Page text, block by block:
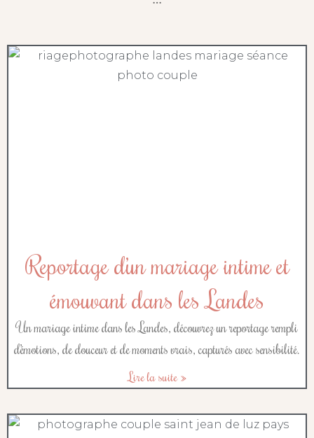
Reportage d’un mariage intime et
émouvant dans les Landes
Un mariage intime dans les Landes, découvrez un reportage rempli
d’émotions, de douceur et de moments vrais, capturés avec sensibilité.
Lire la suite »